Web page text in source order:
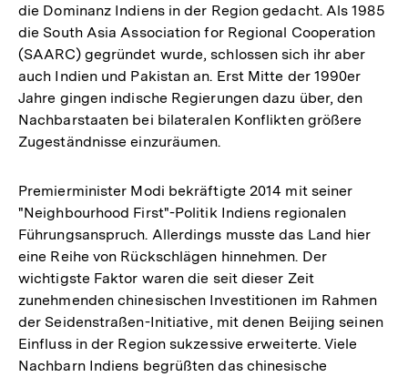
die Dominanz Indiens in der Region gedacht. Als 1985
die South Asia Association for Regional Cooperation
(SAARC) gegründet wurde, schlossen sich ihr aber
auch Indien und Pakistan an. Erst Mitte der 1990er
Jahre gingen indische Regierungen dazu über, den
Nachbarstaaten bei bilateralen Konflikten größere
Zugeständnisse einzuräumen.
Premierminister Modi bekräftigte 2014 mit seiner
"Neighbourhood First"-Politik Indiens regionalen
Führungsanspruch. Allerdings musste das Land hier
eine Reihe von Rückschlägen hinnehmen. Der
wichtigste Faktor waren die seit dieser Zeit
zunehmenden chinesischen Investitionen im Rahmen
der Seidenstraßen-Initiative, mit denen Beijing seinen
Einfluss in der Region sukzessive erweiterte. Viele
Nachbarn Indiens begrüßten das chinesische